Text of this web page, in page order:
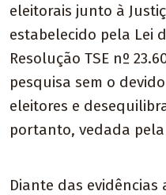
eleitorais junto à
estabelecido pela Lei
Resolução TSE nº
pesquisa sem o
eleitores e
portanto, vedada
Diante das evidências